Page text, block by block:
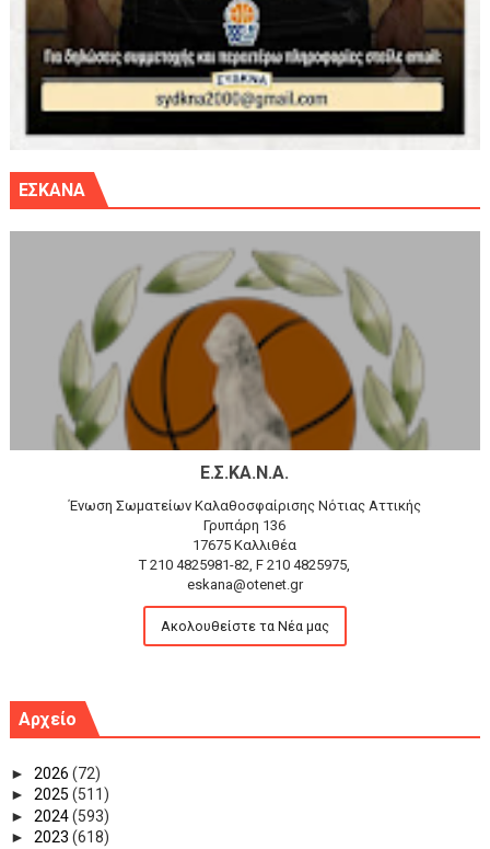
ΕΣΚΑΝΑ
Ε.Σ.ΚΑ.Ν.Α.
Ένωση Σωματείων Καλαθοσφαίρισης Νότιας Αττικής
Γρυπάρη 136
17675 Καλλιθέα
T 210 4825981-82, F 210 4825975,
eskana@otenet.gr
Ακολουθείστε τα Νέα μας
Αρχείο
► 2026 (72)
► 2025 (511)
► 2024(593)
► 2023 (618)